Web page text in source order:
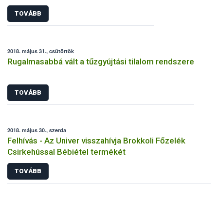
TOVÁBB
2018. május 31., csütörtök
Rugalmasabbá vált a tűzgyújtási tilalom rendszere
TOVÁBB
2018. május 30., szerda
Felhívás - Az Univer visszahívja Brokkoli Főzelék
Csirkehússal Bébiétel termékét
TOVÁBB